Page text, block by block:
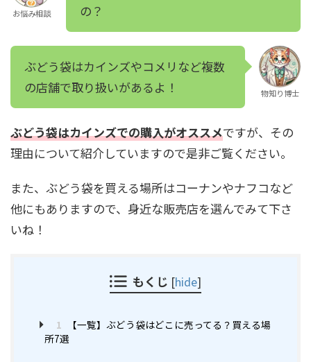
お悩み相談
の？
ぶどう袋はカインズやコメリなど複数
の店舗で取り扱いがあるよ！
物知り博士
ぶどう袋はカインズでの購入がオススメですが、その
理由について紹介していますので是非ご覧ください。
また、ぶどう袋を買える場所はコーナンやナフコなど
他にもありますので、身近な販売店を選んでみて下さ
いね！
もくじ [hide]
1
【一覧】ぶどう袋はどこに売ってる？買える場
所7選